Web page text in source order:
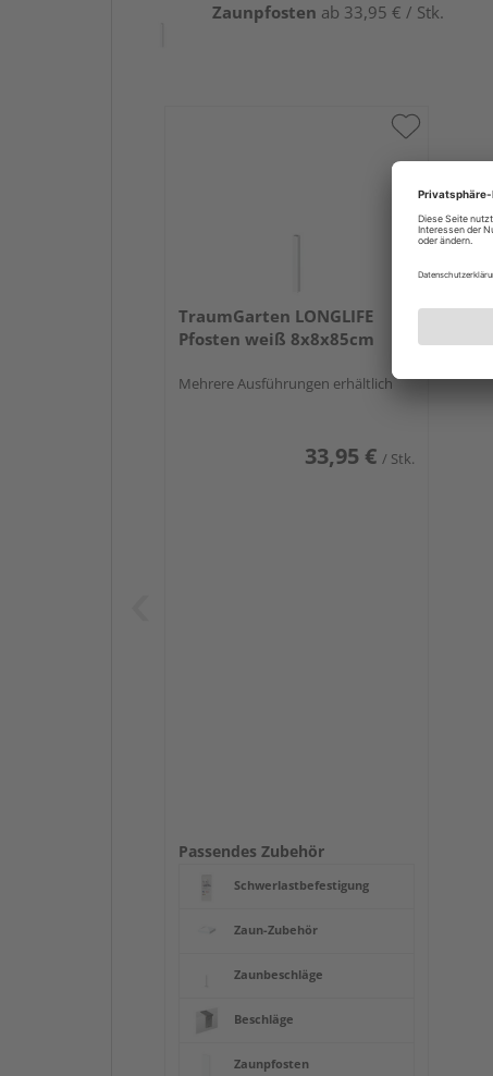
Zaunpfosten ab 33,95 € / Stk.
TraumGarten LONGLIFE
Pfosten weiß 8x8x85cm
Mehrere Ausführungen erhältlich
33,95 € / Stk.
Passendes Zubehör
Schwerlastbefestigung
Zaun-Zubehör
Zaunbeschläge
Beschläge
Zaunpfosten